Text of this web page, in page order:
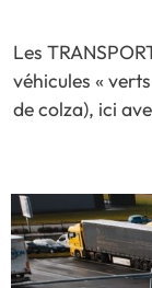
Les
véhicules «
de colza), ici